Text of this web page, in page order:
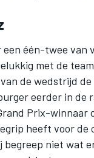
een één-twee van
met de
de wedstrijd
eerder in de
Prix-winnaar
heeft voor
begreep niet wat